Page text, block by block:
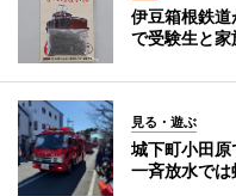
伊豆箱根鉄
で受験生と家
見る・遊ぶ
城下町小田
一斉放水では